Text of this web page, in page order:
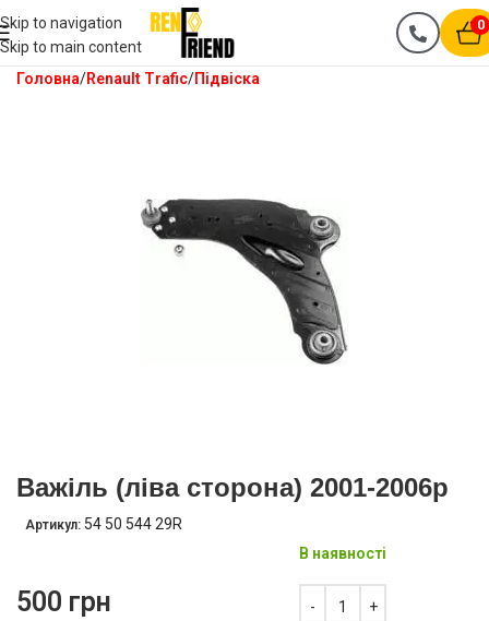
Skip to navigation
Skip to main content
0
Головна Renault Trafic Підвіска
Важіль (ліва сторона) 2001-2006р
Артикул: 54 50 544 29R
500 грн
В наявності